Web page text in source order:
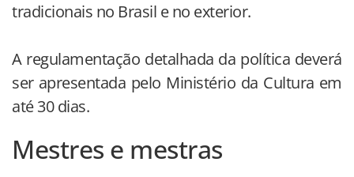
tradicionais no Brasil e no exterior.
A regulamentação detalhada da política deverá
ser apresentada pelo Ministério da Cultura em
até 30 dias.
Mestres e mestras